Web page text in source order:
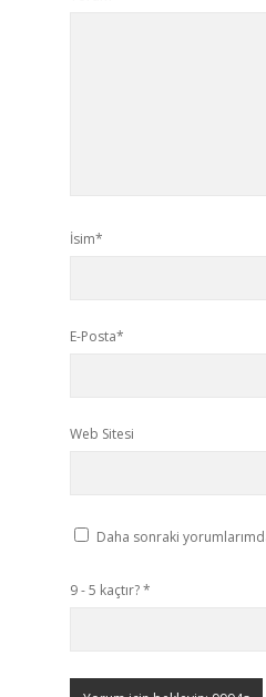
İsim*
E-Posta*
Web Sitesi
Daha sonraki
9 - 5 kaçtır?*